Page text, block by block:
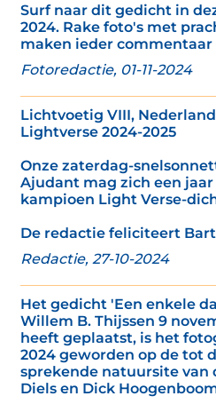
Surf naar dit gedicht in
2024. Rake foto's met
maken ieder commentaar
Fotoredactie, 01-11-2024
Lichtvoetig VIII,
Lightverse 2024-2025
Onze zaterdag-
Ajudant mag zich een
kampioen Light Verse-
De redactie feliciteert
Redactie, 27-10-2024
Het gedicht 'Een enkele
Willem B. Thijssen 9
heeft geplaatst, is het
2024 geworden op de tot
sprekende natuursite van
Diels en Dick